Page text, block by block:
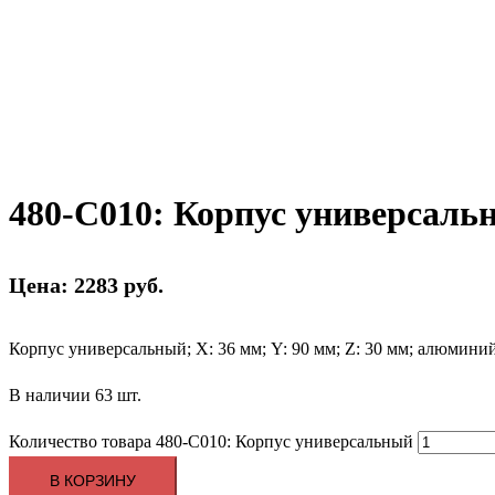
480-C010: Корпус
Цена: 2283 руб.
Корпус универсальный; Х: 36 мм; Y: 90 мм; Z: 30 мм;
В наличии 63 шт.
Количество товара 480-C010: Корпус универсальный
В КОРЗИНУ